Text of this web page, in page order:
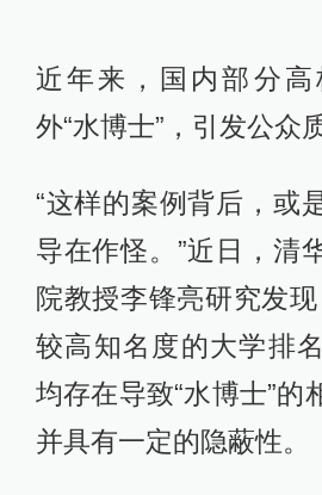
近年来，国内部分
外“水博士”，引发公众
“这样的案例背后，或
导在作怪。”近日，清
院教授李锋亮研究发
较高知名度的大学排
均存在导致“水博士”的
并具有一定的隐蔽性。